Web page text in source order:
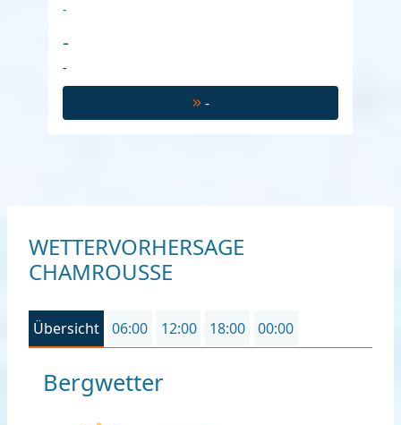
-
-
-
-
WETTERVORHERSAGE
CHAMROUSSE
Übersicht 06:00 12:00 18:00 00:00
Bergwetter